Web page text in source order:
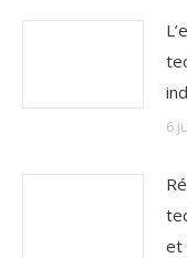
6
et